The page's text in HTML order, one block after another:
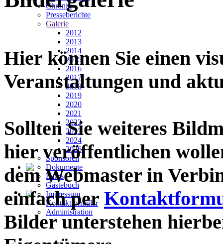
Chronik
Presseberichte
Galerie
2012
2013
2014
2015
2016
2017
2018
2019
2020
2021
2022
2023
2024
2026
Sponsoren
Dokumente
Links
Gästebuch
Impressum
Kontaktformular
Administration
Hier können Sie einen
Veranstaltungen und
Sollten Sie weiteres
hier veröffentlichen
dem Webmaster in
einfach per
Bilder unterstehen